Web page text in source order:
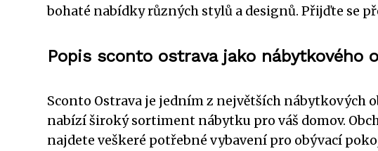
bohaté nabídky různých stylů a designů. Přijďte se
Popis sconto ostrava jako nábytkového
Sconto Ostrava je jedním z největších nábytkových
nabízí široký sortiment nábytku pro váš domov.
najdete veškeré potřebné vybavení pro obývací